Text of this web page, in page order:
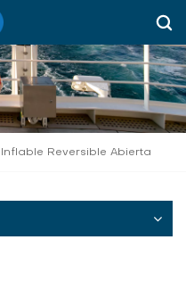
Reversible Abierta